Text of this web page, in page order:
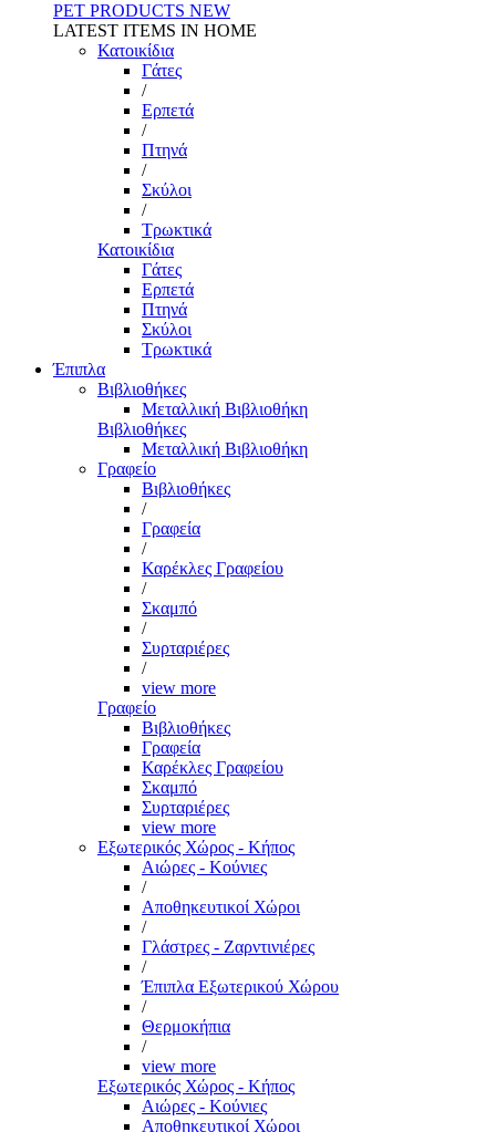
PET PRODUCTS NEW
LATEST ITEMS IN HOME
Κατοικίδια
Γάτες
/
Ερπετά
/
Πτηνά
/
Σκύλοι
/
Τρωκτικά
Κατοικίδια
Γάτες
Ερπετά
Πτηνά
Σκύλοι
Τρωκτικά
Έπιπλα
Βιβλιοθήκες
Μεταλλική Βιβλιοθήκη
Βιβλιοθήκες
Μεταλλική Βιβλιοθήκη
Γραφείο
Βιβλιοθήκες
/
Γραφεία
/
Καρέκλες Γραφείου
/
Σκαμπό
/
Συρταριέρες
/
view more
Γραφείο
Βιβλιοθήκες
Γραφεία
Καρέκλες Γραφείου
Σκαμπό
Συρταριέρες
view more
Εξωτερικός Χώρος - Κήπος
Αιώρες - Κούνιες
/
Αποθηκευτικοί Χώροι
/
Γλάστρες - Ζαρντινιέρες
/
Έπιπλα Εξωτερικού Χώρου
/
Θερμοκήπια
/
view more
Εξωτερικός Χώρος - Κήπος
Αιώρες - Κούνιες
Αποθηκευτικοί Χώροι